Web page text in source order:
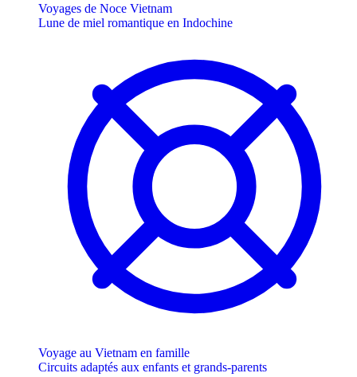
Voyages de Noce Vietnam
Lune de miel romantique en Indochine
Voyage au Vietnam en famille
Circuits adaptés aux enfants et grands-parents